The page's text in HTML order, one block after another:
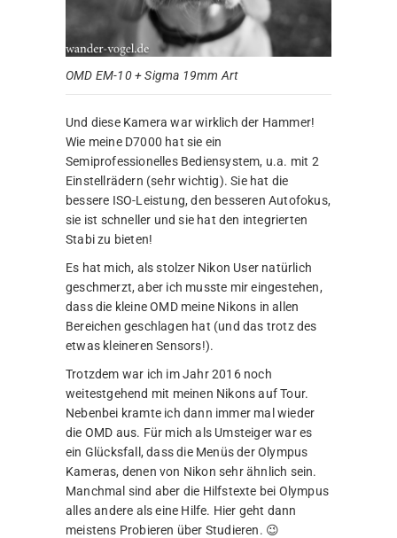
OMD EM-10 + Sigma 19mm Art
Und diese Kamera war wirklich der Hammer!
Wie meine D7000 hat sie ein
Semiprofessionelles Bediensystem, u.a. mit 2
Einstellrädern (sehr wichtig). Sie hat die
bessere ISO-Leistung, den besseren Autofokus,
sie ist schneller und sie hat den integrierten
Stabi zu bieten!
Es hat mich, als stolzer Nikon User natürlich
geschmerzt, aber ich musste mir eingestehen,
dass die kleine OMD meine Nikons in allen
Bereichen geschlagen hat (und das trotz des
etwas kleineren Sensors!).
Trotzdem war ich im Jahr 2016 noch
weitestgehend mit meinen Nikons auf Tour.
Nebenbei kramte ich dann immer mal wieder
die OMD aus. Für mich als Umsteiger war es
ein Glücksfall, dass die Menüs der Olympus
Kameras, denen von Nikon sehr ähnlich sein.
Manchmal sind aber die Hilfstexte bei Olympus
alles andere als eine Hilfe. Hier geht dann
meistens Probieren über Studieren. 😉